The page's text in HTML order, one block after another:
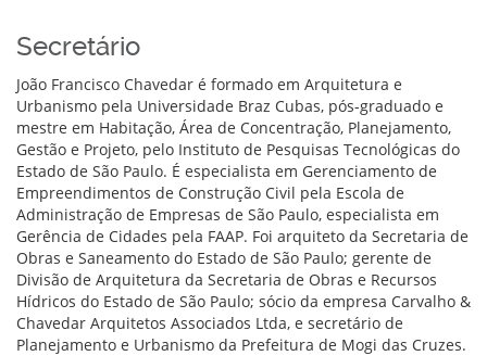
Secretário
João Francisco Chavedar é formado em Arquitetura e
Urbanismo pela Universidade Braz Cubas, pós-graduado e
mestre em Habitação, Área de Concentração, Planejamento,
Gestão e Projeto, pelo Instituto de Pesquisas Tecnológicas do
Estado de São Paulo. É especialista em Gerenciamento de
Empreendimentos de Construção Civil pela Escola de
Administração de Empresas de São Paulo, especialista em
Gerência de Cidades pela FAAP. Foi arquiteto da Secretaria de
Obras e Saneamento do Estado de São Paulo; gerente de
Divisão de Arquitetura da Secretaria de Obras e Recursos
Hídricos do Estado de São Paulo; sócio da empresa Carvalho &
Chavedar Arquitetos Associados Ltda, e secretário de
Planejamento e Urbanismo da Prefeitura de Mogi das Cruzes.